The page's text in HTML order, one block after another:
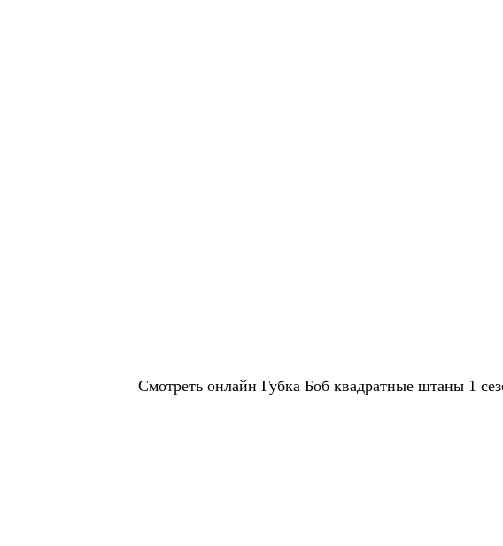
Смотреть онлайн Губка Боб квадратные штаны 1